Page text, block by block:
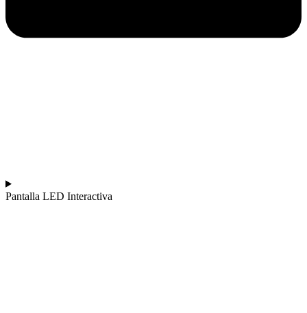
Pantalla LED Interactiva